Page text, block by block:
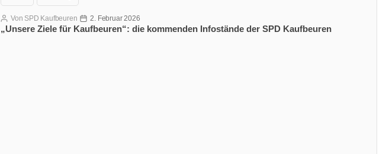
„Unsere Ziele für Kaufbeuren“: die kommenden Infostände der SPD Kaufbeuren
Beitragsautor
Von SPD Kaufbeuren Veröffentlichungsdatum
2. Februar 2026